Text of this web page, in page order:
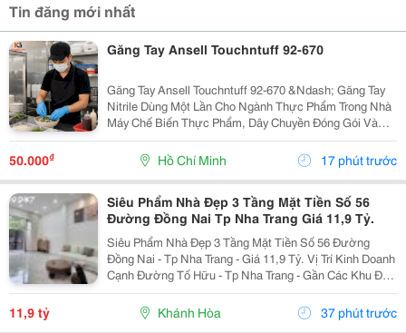
Tin đăng mới nhất
Găng Tay Ansell Touchntuff 92-670
Găng Tay Ansell Touchntuff 92-670 &Ndash; Găng Tay
Nitrile Dùng Một Lần Cho Ngành Thực Phẩm Trong Nhà
Máy Chế Biến Thực Phẩm, Dây Chuyền Đóng Gói Và
Khu Vực Yêu Cầu Vệ Sinh Nghiêm Ngặt, Việc Sử Dụng
Găng Tay Nitrile Dùng Một Lần Giúp Hạn Chế Nguy...
50.000₫ Hồ Chí Minh 17 phút trước
Siêu Phẩm Nhà Đẹp 3 Tầng Mặt Tiền Số 56
Đường Đồng Nai Tp Nha Trang Giá 11,9 Tỷ.
Siêu Phẩm Nhà Đẹp 3 Tầng Mặt Tiền Số 56 Đường
Đồng Nai - Tp Nha Trang - Giá 11,9 Tỷ. Vị Trí Kinh Doanh
Cạnh Đường Tố Hữu - Tp Nha Trang - Gần Các Khu Đô
Thị. Nhà Mới Đẹp 3 Tầng Mặt Tiền + 1 Mặt Hẻm - Kiến
Trúc Hiện Đại - Đầy Đủ Tiện Nghi. - Nhà Có...
11,9 tỷ Khánh Hòa 37 phút trước